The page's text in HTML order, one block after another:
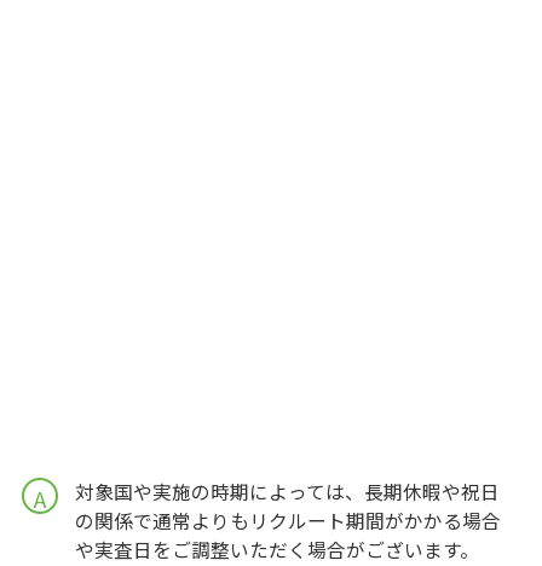
A
対象国や実施の時期によっては、長期休暇や祝日
の関係で通常よりもリクルート期間がかかる場合
や実査日をご調整いただく場合がございます。